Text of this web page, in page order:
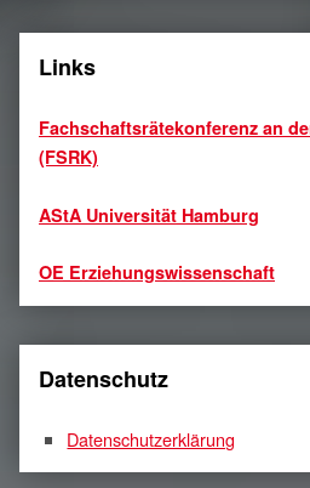
Links
Fachschaftsrätekonferenz an
(FSRK)
AStA Universität Hamburg
OE Erziehungswissenschaft
Datenschutz
Datenschutzerklärung